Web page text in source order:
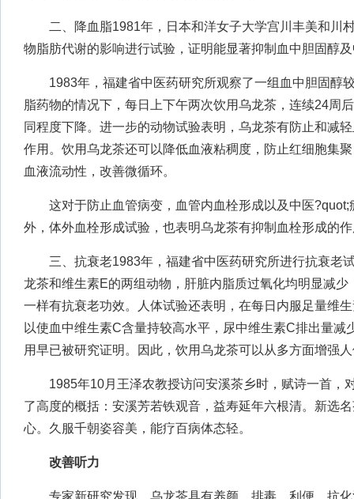
二、降血脂1981年，日本和洋女子大学宫川丰美和川
物脂肪代谢的影响进行试验，证明能显著抑制血中胆固醇
1983年，福建省中医药研究所观察了一组血中胆固醇
脂药物的情况下，每日上下午两次饮用乌龙茶，连续24周
同程度下降。进一步的动物试验表明，乌龙茶有防止和减
作用。饮用乌龙茶还可以降低血液粘稠度，防止红细胞集
血液流动性，改善微循环。
这对于防止血管病变，血管内血栓形成以及中医?quot;
外，体外血栓形成试验，也表明乌龙茶有抑制血栓形成的
三、抗衰老1983年，福建省中医药研究所进行抗衰老
龙茶和维生素E的两组动物，肝脏内脂质过氧化均明显减
一样有抗衰老功效。人体试验还表明，在每日内服足量维
以使血中维生素C含量持较高水平，尿中维生素C排出量减
用早已被研究证明。因此，饮用乌龙茶可以从多方面增强
1985年10月王泽农教授访问安溪茶乡时，赋诗一首，
了高度的概括：安溪芳若铁观音，益寿延年六根清。新选
心。久服千朝姿容美，能疗百病体态轻。
改善听力
专家新研究发现，乌龙茶具有养颜、排毒、利便、抗化